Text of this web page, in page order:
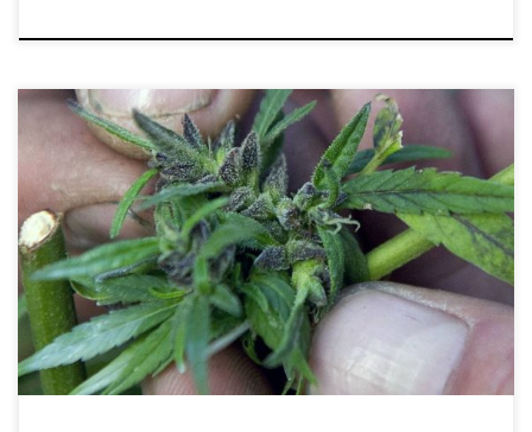
Dlaczego palenie cannabis sprawia, że czujesz się
zmęczony? Kilka badań, które zostały
przeprowadzone w tym temacie, wskazuje na
bardziej złożony związek między marihuaną a
uczuciem zmęczenia odczuwanym zaraz po
paleniu. Każdy regularny palacz marihuany ma za
sobą doświadczenia związane z […]